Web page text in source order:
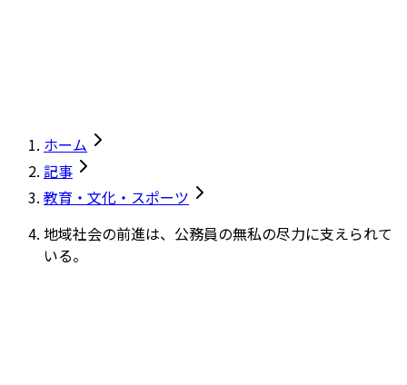
ホーム
記事
教育・文化・スポーツ
地域社会の前進は、公務員の無私の尽力に支えられて
いる。